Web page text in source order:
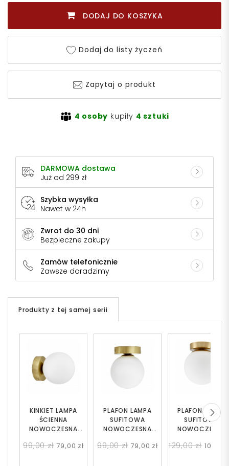
DODAJ DO KOSZYKA
Dodaj do listy życzeń
Zapytaj o produkt
4 osoby kupiły 4 sztuki
DARMOWA dostawa
Już od 299 zł
Szybka wysyłka
Nawet w 24h
Zwrot do 30 dni
Bezpieczne zakupy
Zamów telefonicznie
Zawsze doradzimy
Produkty z tej samej serii
KINKIET LAMPA
ŚCIENNA
NOWOCZESNA
KULA MARSIADA W1
99,00 zł 79,00 zł
PLAFON LAMPA
SUFITOWA
NOWOCZESNA
KULA MARSIADA W1
99,00 zł 79,00 zł
PLAFON LAMPA
SUFITOWA
NOWOCZESNA
KULA FREDICA
129,00 zł 109,00